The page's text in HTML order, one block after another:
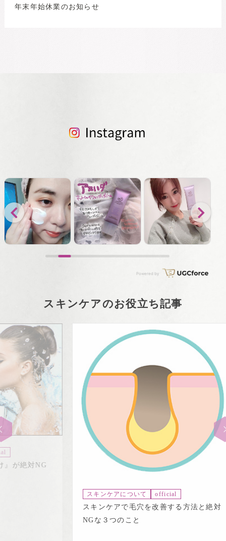
年末年始休業のお知らせ
スキンケアのお役立ち記事
スキンケアについて official
スキンケアで毛穴を改善する方法と絶対
NGな３つのこと